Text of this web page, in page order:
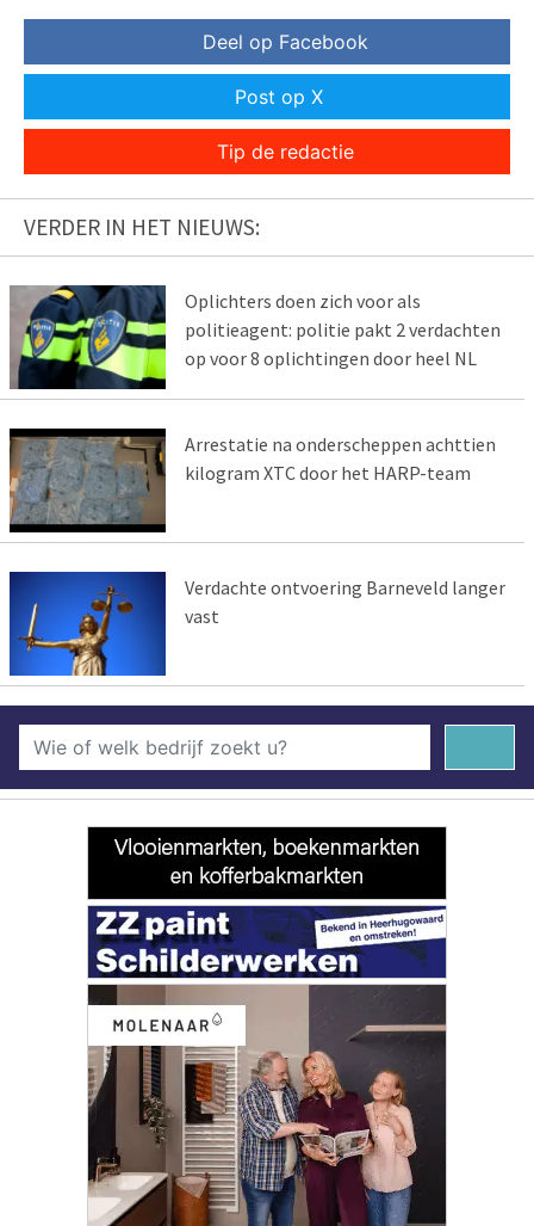
Deel op Facebook
Post op X
Tip de redactie
VERDER IN HET NIEUWS:
Oplichters doen zich voor als
politieagent: politie pakt 2 verdachten
op voor 8 oplichtingen door heel NL
Arrestatie na onderscheppen achttien
kilogram XTC door het HARP-team
Verdachte ontvoering Barneveld langer
vast